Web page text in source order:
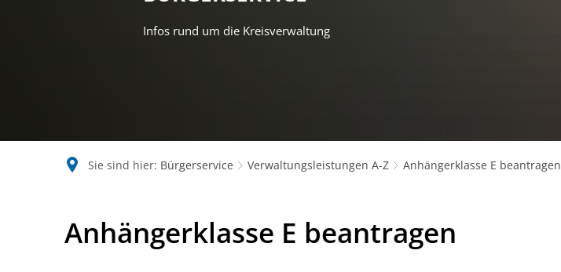
Infos rund um die Kreisverwaltung
Sie sind hier: Bürgerservice Verwaltungsleistungen A-Z Anhängerklasse E beantragen
Anhängerklasse E beantragen